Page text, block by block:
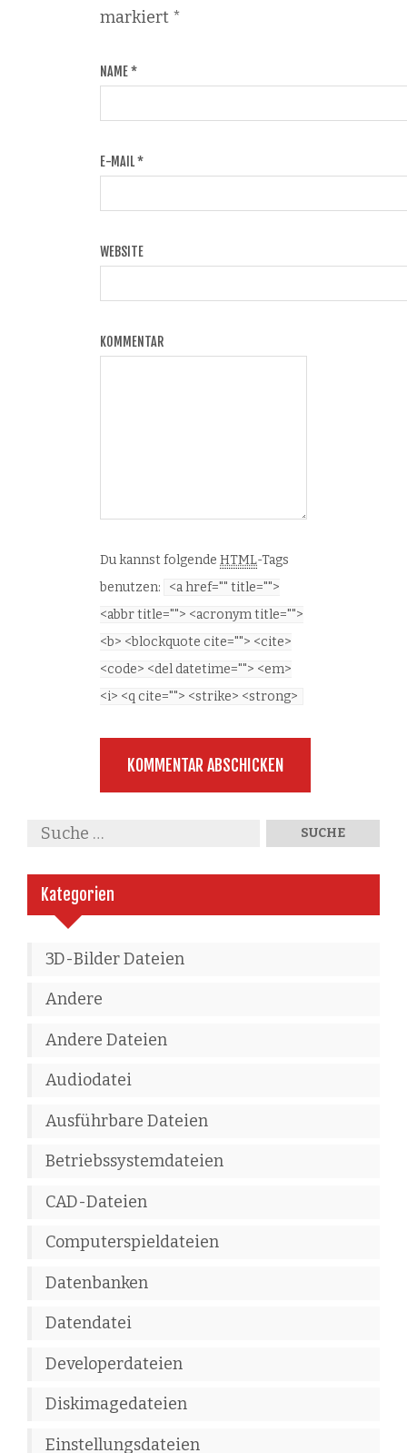
markiert *
NAME*
E-MAIL*
WEBSITE
KOMMENTAR
Du kannst folgende HTML-Tags
benutzen:
<a href="" title="">
<abbr title=""> <acronym title="">
<b> <blockquote cite=""> <cite>
<code> <del datetime=""> <em>
<i> <q cite=""> <strike> <strong>
Kategorien
3D-Bilder Dateien
Andere
Andere Dateien
Audiodatei
Ausführbare Dateien
Betriebssystemdateien
CAD-Dateien
Computerspieldateien
Datenbanken
Datendatei
Developerdateien
Diskimagedateien
Einstellungsdateien